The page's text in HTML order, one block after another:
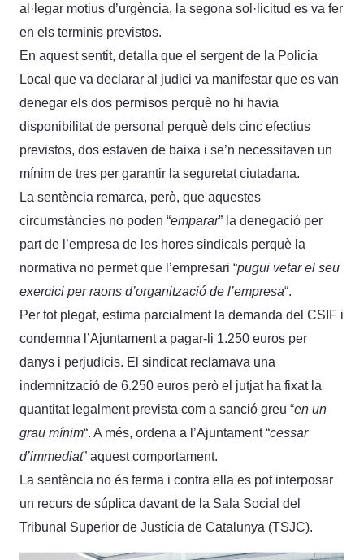
al·legar motius d’urgència, la segona sol·licitud es va fer
en els terminis previstos.
En aquest sentit, detalla que el sergent de la Policia
Local que va declarar al judici va manifestar que es van
denegar els dos permisos perquè no hi havia
disponibilitat de personal perquè dels cinc efectius
previstos, dos estaven de baixa i se’n necessitaven un
mínim de tres per garantir la seguretat ciutadana.
La sentència remarca, però, que aquestes
circumstàncies no poden “emparar” la denegació per
part de l’empresa de les hores sindicals perquè la
normativa no permet que l’empresari “pugui vetar el seu
exercici per raons d’organització de l’empresa“.
Per tot plegat, estima parcialment la demanda del CSIF i
condemna l’Ajuntament a pagar-li 1.250 euros per
danys i perjudicis. El sindicat reclamava una
indemnització de 6.250 euros però el jutjat ha fixat la
quantitat legalment prevista com a sanció greu “en un
grau mínim“. A més, ordena a l’Ajuntament “cessar
d’immediat” aquest comportament.
La sentència no és ferma i contra ella es pot interposar
un recurs de súplica davant de la Sala Social del
Tribunal Superior de Justícia de Catalunya (TSJC).